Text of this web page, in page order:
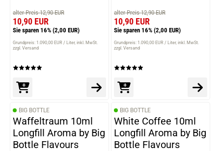
alter Preis 12,90 EUR
10,90 EUR
Sie sparen 16% (2,00 EUR)
Grundpreis: 1.090,00 EUR / Liter inkl. MwSt.
zzgl. Versand
alter Preis 12,90 EUR
10,90 EUR
Sie sparen 16% (2,00 EUR)
Grundpreis: 1.090,00 EUR / Liter inkl. MwSt.
zzgl. Versand
BIG BOTTLE
Waffeltraum 10ml
Longfill Aroma by Big
Bottle Flavours
BIG BOTTLE
White Coffee 10ml
Longfill Aroma by Big
Bottle Flavours